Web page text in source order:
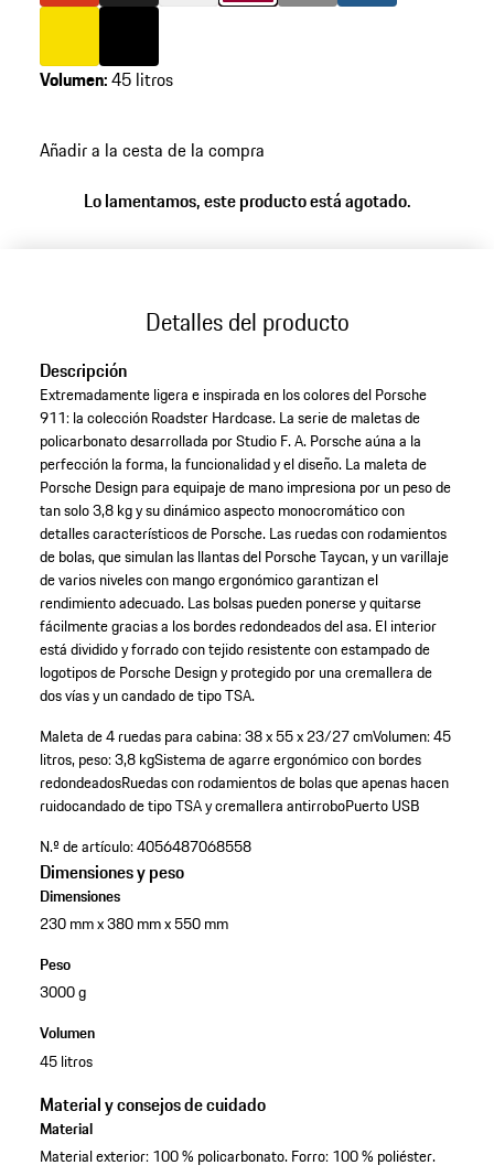
Color
Naranja Lava
Color Negro Mate
Color
ColorAmarillo Speed
Color Negro
variantes
Volumen:45 litros
Añadir a la cesta de la compra
Lo lamentamos, este producto está agotado.
Detalles del producto
Descripción
Extremadamente ligera e inspirada en los colores del Porsche
911: la colección Roadster Hardcase. La serie de maletas de
policarbonato desarrollada por Studio F. A. Porsche aúna a la
perfección la forma, la funcionalidad y el diseño. La maleta de
Porsche Design para equipaje de mano impresiona por un peso de
tan solo 3,8 kg y su dinámico aspecto monocromático con
detalles característicos de Porsche. Las ruedas con rodamientos
de bolas, que simulan las llantas del Porsche Taycan, y un varillaje
de varios niveles con mango ergonómico garantizan el
rendimiento adecuado. Las bolsas pueden ponerse y quitarse
fácilmente gracias a los bordes redondeados del asa. El interior
está dividido y forrado con tejido resistente con estampado de
logotipos de Porsche Design y protegido por una cremallera de
dos vías y un candado de tipo TSA.
Maleta de 4 ruedas para cabina: 38 x 55 x 23/27 cmVolumen: 45
litros, peso: 3,8 kgSistema de agarre ergonómico con bordes
redondeadosRuedas con rodamientos de bolas que apenas hacen
ruidocandado de tipo TSA y cremallera antirroboPuerto USB
N.º de artículo:4056487068558
Dimensiones y peso
Dimensiones
230 mm x 380 mm x 550 mm
Peso
3000 g
Volumen
45 litros
Material y consejos de cuidado
Material
Material exterior: 100 % policarbonato. Forro: 100 % poliéster.